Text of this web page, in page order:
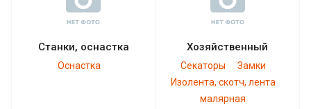
Станки, оснастка
Оснастка
Хозяйственный
Секаторы
Замки
Изолента, скотч, лента
малярная